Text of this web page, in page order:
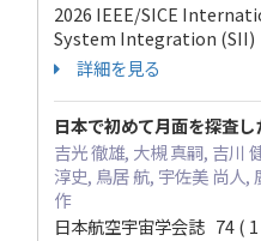
2026 IEEE/SICE
System Integration (SII)
詳細を見る
日本で初めて月面を探査
吉光 徹雄, 大槻 真嗣, 吉川
淳史, 鳥居 航, 宇佐美 尚人,
作
日本航空宇宙学会誌 74 (